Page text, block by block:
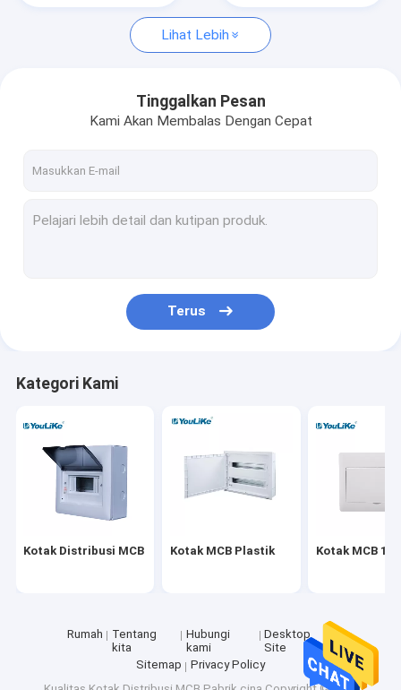
Produk
Hubungi kami
Berita
kasus
Kotak MCB Fase Tunggal
Lihat Lebih
Tinggalkan Pesan
Kami Akan Membalas Dengan Cepat
Terus
Kategori Kami
Kotak Distribusi MCB Kotak MCB Plastik Kotak MCB 10
Rumah
Tentang
kita
Hubungi
kami
Desktop
Site
Sitemap
Privacy Policy